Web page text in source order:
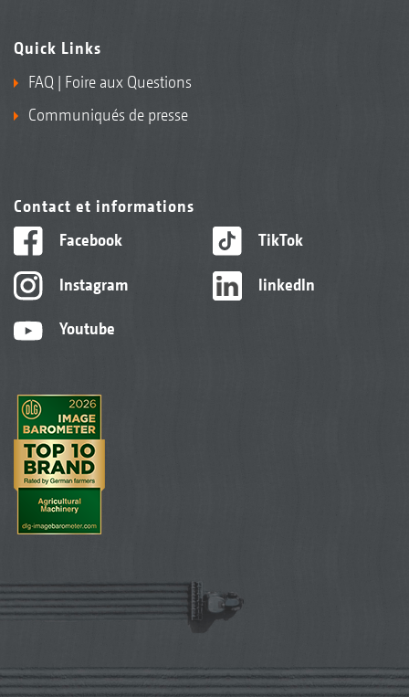
Quick Links
FAQ | Foire aux Questions
Communiqués de presse
Contact et informations
Facebook
Instagram
Youtube
TikTok
linkedIn